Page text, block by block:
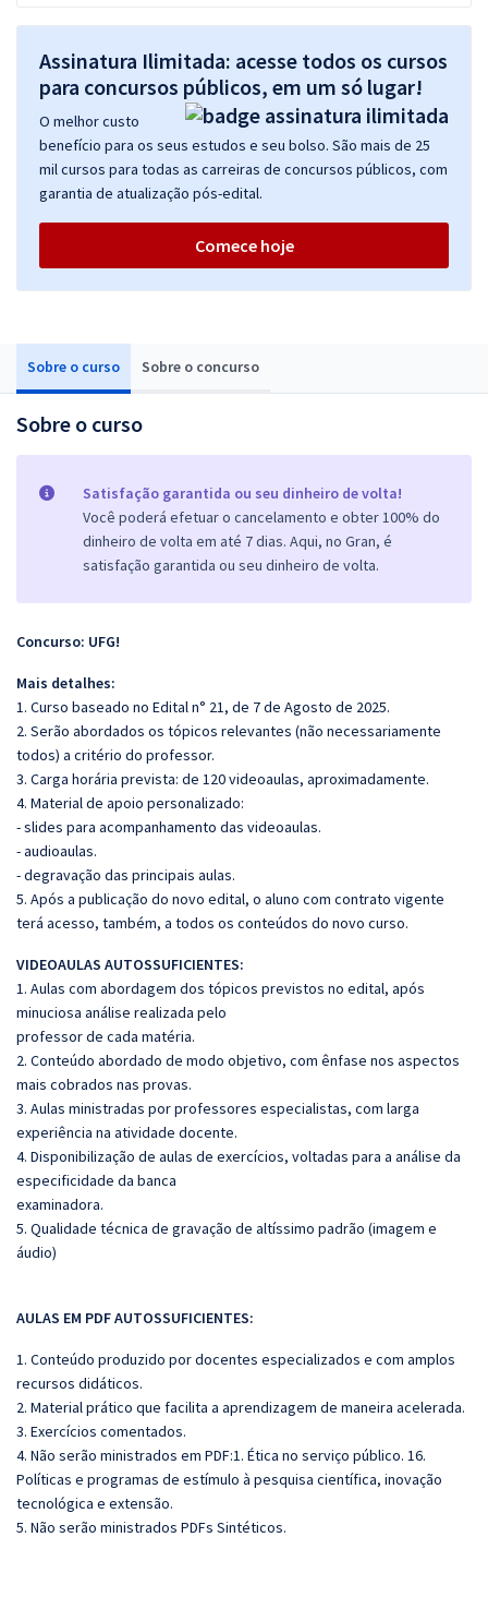
Sobre o curso Sobre o concurso
Sobre o curso
Satisfação garantida ou seu dinheiro de volta!
Você poderá efetuar o cancelamento e obter 100% do
dinheiro de volta em até 7 dias. Aqui, no Gran, é
satisfação garantida ou seu dinheiro de volta.
Concurso: UFG!
Mais detalhes:
1. Curso baseado no Edital n° 21, de 7 de Agosto de 2025.
2. Serão abordados os tópicos relevantes (não necessariamente
todos) a critério do professor.
3. Carga horária prevista: de 120 videoaulas, aproximadamente.
4. Material de apoio personalizado:
- slides para acompanhamento das videoaulas.
- audioaulas.
- degravação das principais aulas.
5. Após a publicação do novo edital, o aluno com contrato vigente
terá acesso, também, a todos os conteúdos do novo curso.
VIDEOAULAS AUTOSSUFICIENTES:
1. Aulas com abordagem dos tópicos previstos no edital, após
minuciosa análise realizada pelo
professor de cada matéria.
2. Conteúdo abordado de modo objetivo, com ênfase nos aspectos
mais cobrados nas provas.
3. Aulas ministradas por professores especialistas, com larga
experiência na atividade docente.
4. Disponibilização de aulas de exercícios, voltadas para a análise da
especificidade da banca
examinadora.
5. Qualidade técnica de gravação de altíssimo padrão (imagem e
áudio)
AULAS EM PDF AUTOSSUFICIENTES:
1. Conteúdo produzido por docentes especializados e com amplos
recursos didáticos.
2. Material prático que facilita a aprendizagem de maneira acelerada.
3. Exercícios comentados.
4. Não serão ministrados em PDF:1. Ética no serviço público. 16.
Políticas e programas de estímulo à pesquisa científica, inovação
tecnológica e extensão.
5. Não serão ministrados PDFs Sintéticos.
Assinatura Ilimitada: acesse todos os cursos
para concursos públicos, em um só lugar!
O melhor custo
benefício para os seus estudos e seu bolso. São mais de 25
mil cursos para todas as carreiras de concursos públicos, com
garantia de atualização pós-edital.
Comece hoje